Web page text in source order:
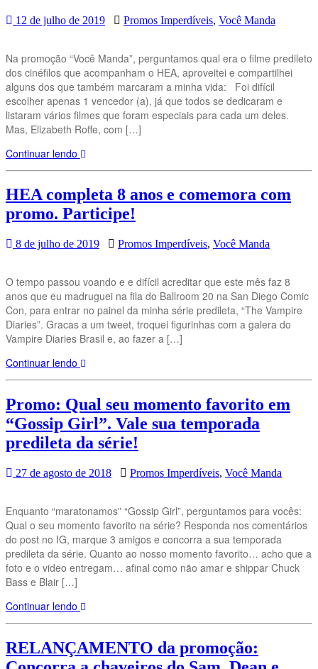
12 de julho de 2019 Promos Imperdíveis, Você Manda
Na promoção “Você Manda”, perguntamos qual era o filme predileto
dos cinéfilos que acompanham o HEA, aproveitei e compartilhei
alguns dos que também marcaram a minha vida: Foi difícil
escolher apenas 1 vencedor (a), já que todos se dedicaram e
listaram vários filmes que foram especiais para cada um deles.
Mas, Elizabeth Roffe, com […]
Continuar lendo
HEA completa 8 anos e comemora com
promo. Participe!
8 de julho de 2019 Promos Imperdíveis, Você Manda
O tempo passou voando e e difícil acreditar que este mês faz 8
anos que eu madruguei na fila do Ballroom 20 na San Diego Comic
Con, para entrar no painel da minha série predileta, “The Vampire
Diaries”. Gracas a um tweet, troquei figurinhas com a galera do
Vampire Diaries Brasil e, ao fazer a […]
Continuar lendo
Promo: Qual seu momento favorito em
“Gossip Girl”. Vale sua temporada
predileta da série!
27 de agosto de 2018 Promos Imperdíveis, Você Manda
Enquanto “maratonamos” “Gossip Girl”, perguntamos para vocês:
Qual o seu momento favorito na série? Responda nos comentários
do post no IG, marque 3 amigos e concorra a sua temporada
predileta da série. Quanto ao nosso momento favorito… acho que a
foto e o video entregam… afinal como não amar e shippar Chuck
Bass e Blair […]
Continuar lendo
RELANÇAMENTO da promoção: